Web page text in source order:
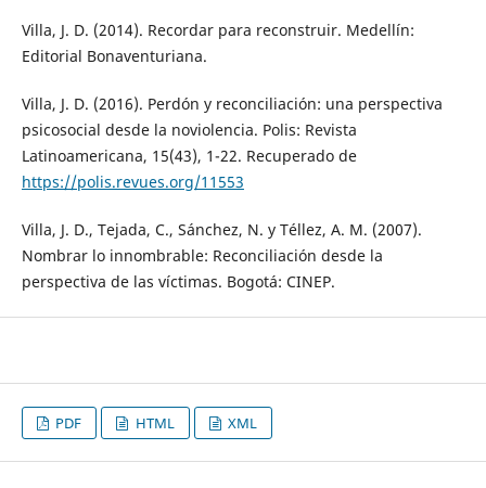
Villa, J. D. (2014). Recordar para reconstruir. Medellín:
Editorial Bonaventuriana.
Villa, J. D. (2016). Perdón y reconciliación: una perspectiva
psicosocial desde la noviolencia. Polis: Revista
Latinoamericana, 15(43), 1-22. Recuperado de
https://polis.revues.org/11553
Villa, J. D., Tejada, C., Sánchez, N. y Téllez, A. M. (2007).
Nombrar lo innombrable: Reconciliación desde la
perspectiva de las víctimas. Bogotá: CINEP.
PDF HTML XML